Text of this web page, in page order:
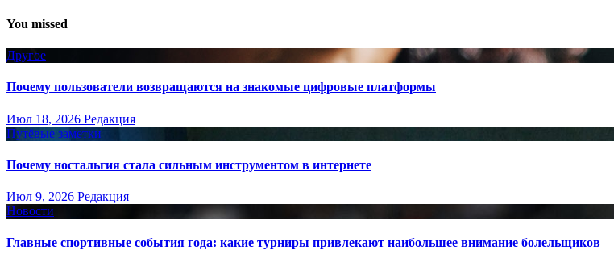
You missed
Другое
Почему пользователи возвращаются на знакомые цифровые платформы
Июл 18, 2026 Редакция
Путёвые заметки
Почему ностальгия стала сильным инструментом в интернете
Июл 9, 2026 Редакция
Новости
Главные спортивные события года: какие турниры привлекают наибольшее внимание болельщиков